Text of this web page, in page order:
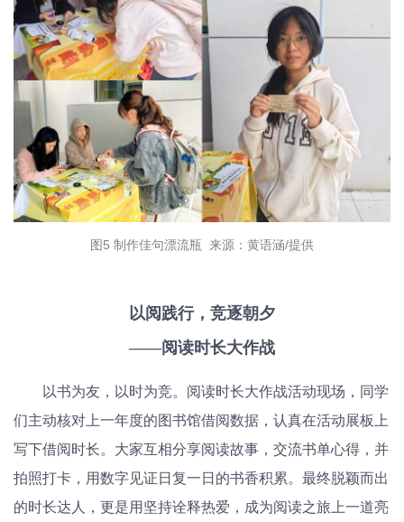
图5 制作佳句漂流瓶 来源：黄语涵/提供
以阅践行，竞逐朝夕
——阅读时长大作战
以书为友，以时为竞。阅读时长大作战活动现场，同学
们主动核对上一年度的图书馆借阅数据，认真在活动展板上
写下借阅时长。大家互相分享阅读故事，交流书单心得，并
拍照打卡，用数字见证日复一日的书香积累。最终脱颖而出
的时长达人，更是用坚持诠释热爱，成为阅读之旅上一道亮